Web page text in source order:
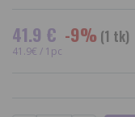
41.9 € -9% (1 tk)
41.9€ / 1pc